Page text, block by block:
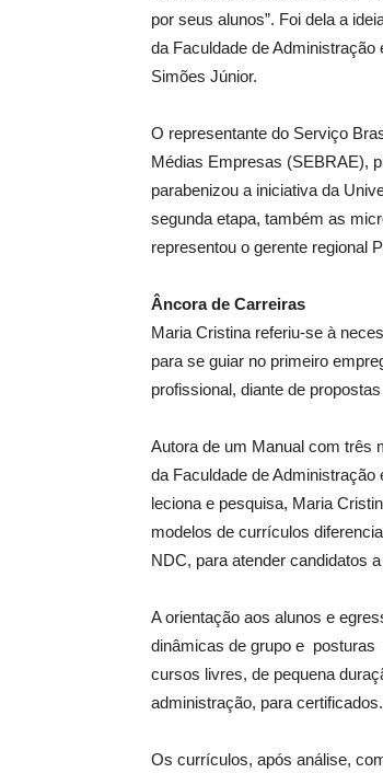
por seus alunos”. Foi dela a
da Faculdade de
Simões Júnior.
O representante do Serviço
Médias Empresas (SEBRAE),
parabenizou a iniciativa da
segunda etapa, também as
representou o gerente regional
Âncora de Carreiras
Maria Cristina referiu-se à
para se guiar no primeiro
profissional, diante de
Autora de um Manual com três
da Faculdade de
leciona e pesquisa, Maria
modelos de currículos
NDC, para atender candidatos
A orientação aos alunos e
dinâmicas de grupo e
cursos livres, de pequena
administração, para certificados.
Os currículos, após análise,